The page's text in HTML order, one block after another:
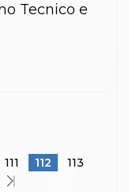
Tecnico e
111 112
113